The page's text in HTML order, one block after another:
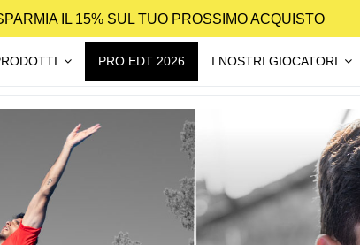
IL 15% SUL TUO PROSSIMO ACQUISTO
PRO EDT 2026 I NOSTRI GIOCATORI